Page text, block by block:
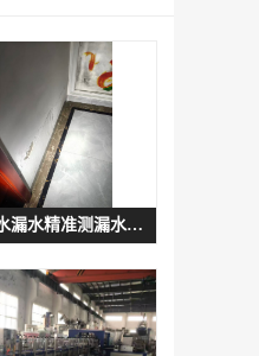
自来水漏水精准测漏水点检测